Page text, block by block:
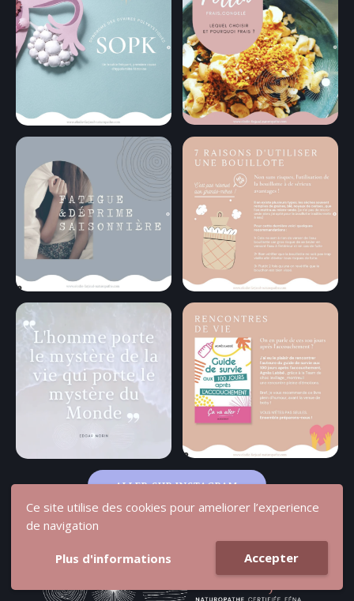
Ce site utilise des cookies pour ameliorer l’experience
de navigation
Plus d'informations Accepter
ALLER SUR INSTAGRAM